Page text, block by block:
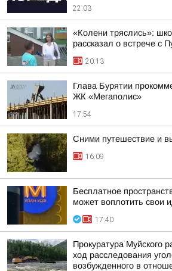
22:03
«Колени тряслись»:
рассказал о встрече с
20:13
Глава Бурятии
ЖК «Мегаполис»
17:54
Сними путешествие и
16:09
Бесплатное
может воплотить свои
17:40
Прокуратура Муйского
ход расследования
возбужденного в